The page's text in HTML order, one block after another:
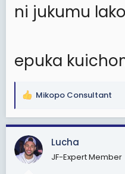
ni jukumu lako
epuka
R
a
c
t
i
Mikopo Consultant
Lucha
JF-Expert Member